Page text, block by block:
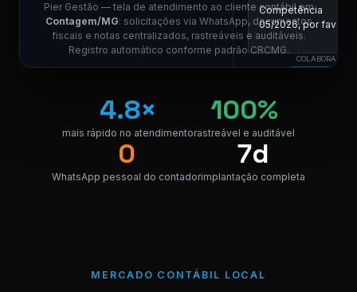
Competência
05/2026, por favor.
COLABORADOR
NF competência 05/
Pier Gestão — tela de atendimento ao cliente contábil em
Contagem/MG: solicitações via WhatsApp, documentos
fiscais e notas centralizados, rastreáveis e auditáveis.
Registro automático conforme padrão CRCMG.
4.8×
mais rápido no atendimento
100%
rastreável e auditável
0
WhatsApp pessoal do contador
7d
implantação completa
MERCADO CONTÁBIL LOCAL